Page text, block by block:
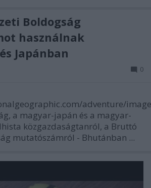
Boldogság
használnak
Japánban
0
a magyar-japán és a magyar-
közgazdaságtanról, a Bruttó
mutatószámról - Bhutánban ...